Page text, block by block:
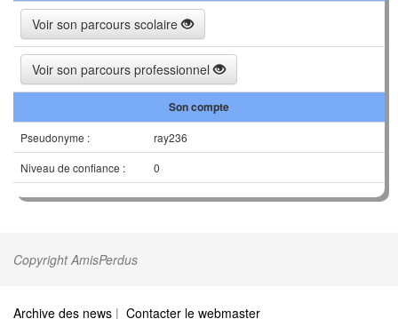
Voir son parcours scolaire
Voir son parcours professionnel
Son compte
Pseudonyme :
ray236
Niveau de confiance :
0
Copyright AmisPerdus
Archive des news | Contacter le webmaster